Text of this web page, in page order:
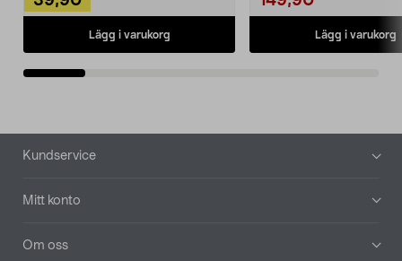
Lägg i varukorg Lägg i varukorg
Sidfot
Kundservice
Mitt konto
Om oss